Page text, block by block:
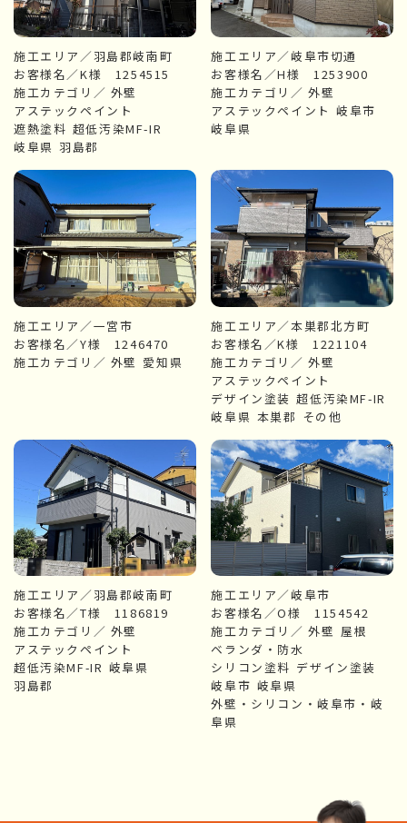
施工エリア／羽島郡岐南町
お客様名／K様 1254515
施工カテゴリ／ 外壁
アステックペイント
遮熱塗料 超低汚染MF-IR
岐阜県 羽島郡
施工エリア／岐阜市切通
お客様名／H様 1253900
施工カテゴリ／外壁
アステックペイント 岐阜市
岐阜県
施工エリア／一宮市
お客様名／Y様 1246470
施工カテゴリ／ 外壁 愛知県
施工エリア／本巣郡北方町
お客様名／K様 1221104
施工カテゴリ／外壁
アステックペイント
デザイン塗装 超低汚染MF-IR
岐阜県 本巣郡 その他
施工エリア／羽島郡岐南町
お客様名／T様 1186819
施工カテゴリ／ 外壁
アステックペイント
超低汚染MF-IR 岐阜県
羽島郡
施工エリア／岐阜市
お客様名／O様 1154542
施工カテゴリ／外壁 屋根
ベランダ・防水
シリコン塗料 デザイン塗装
岐阜市 岐阜県
外壁・シリコン・岐阜市・岐
阜県